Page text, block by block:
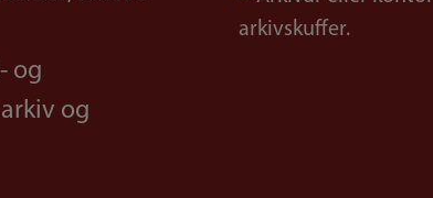
og
og